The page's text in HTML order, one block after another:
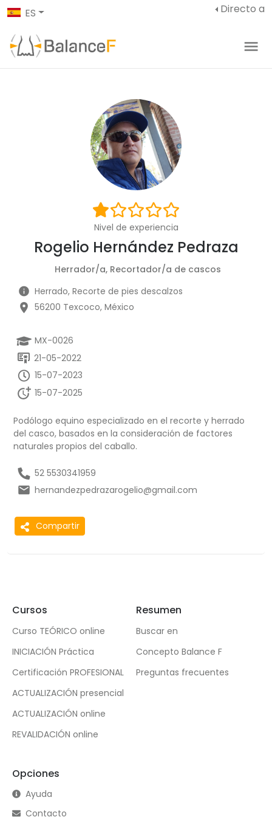
ES Directo a
Nivel de experiencia
Rogelio Hernández Pedraza
Herrador/a, Recortador/a de cascos
Herrado, Recorte de pies descalzos
56200 Texcoco, México
MX-0026
21-05-2022
15-07-2023
15-07-2025
Podólogo equino especializado en el recorte y herrado
del casco, basados en la consideración de factores
naturales propios del caballo.
52 5530341959
hernandezpedrazarogelio@gmail.com
Compartir
Cursos
Curso TEÓRICO online
INICIACIÓN Práctica
Certificación PROFESIONAL
ACTUALIZACIÓN presencial
ACTUALIZACIÓN online
REVALIDACIÓN online
Resumen
Buscar en
Concepto Balance F
Preguntas frecuentes
Opciones
Ayuda
Contacto